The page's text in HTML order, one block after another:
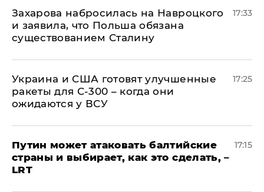
​Захарова набросилась на Навроцкого
и заявила, что Польша обязана
существованием Сталину
17:33
Украина и США готовят улучшенные
ракеты для С-300 – когда они
ожидаются у ВСУ
17:25
Путин может атаковать балтийские
страны и выбирает, как это сделать, –
LRT
17:15